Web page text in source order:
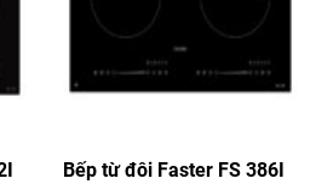
Bếp từ đôi Faster FS 386I